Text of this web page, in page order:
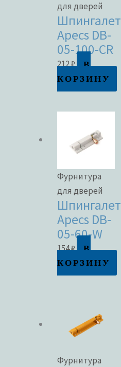
для дверей
Шпингалет
Apecs DB-
05-100-CR
212₽
В
КОРЗИНУ
Фурнитура
для дверей
Шпингалет
Apecs DB-
05-60-W
154₽
В
КОРЗИНУ
Фурнитура